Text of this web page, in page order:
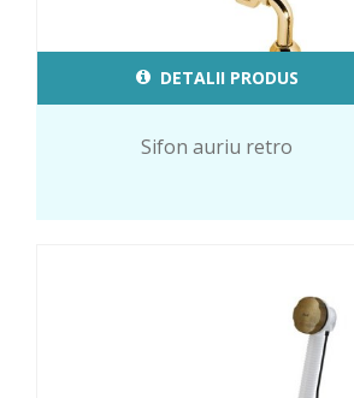
DETALII PRODUS
Sifon auriu retro